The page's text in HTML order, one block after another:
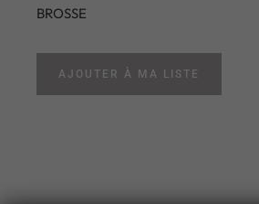
BROSSE
AJOUTER À MA LISTE